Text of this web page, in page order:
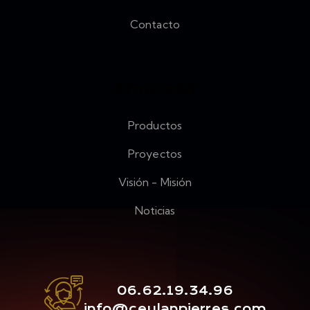
Contacto
Productos
Proyectos
Visión - Misión
Noticias
06.62.19.34.96